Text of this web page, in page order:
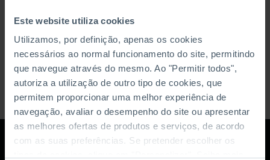
Este website utiliza cookies
Utilizamos, por definição, apenas os cookies
necessários ao normal funcionamento do site, permitindo
que navegue através do mesmo. Ao "Permitir todos",
autoriza a utilização de outro tipo de cookies, que
permitem proporcionar uma melhor experiência de
navegação, avaliar o desempenho do site ou apresentar
as melhores ofertas de produtos e serviços, de acordo
com as suas preferências. Se pretender escolher os